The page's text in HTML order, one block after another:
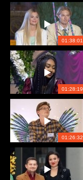
01:38:01
01:28:19
01:26:32